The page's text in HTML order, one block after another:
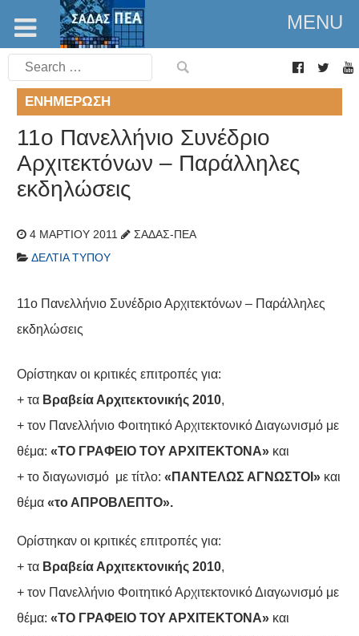
MENU
Search
for:
ΕΝΗΜΈΡΩΣΗ
11ο Πανελλήνιο Συνέδριο
Αρχιτεκτόνων – Παράλληλες
εκδηλώσεις
4 ΜΑΡΤΊΟΥ 2011
ΣΑΔΑΣ-ΠΕΑ
ΔΕΛΤΊΑ ΤΎΠΟΥ
11ο Πανελλήνιο Συνέδριο Αρχιτεκτόνων – Παράλληλες
εκδηλώσεις
Ορίστηκαν οι κριτικές επιτροπές για:
+ τα Βραβεία Αρχιτεκτονικής 2010,
+ τον Πανελλήνιο Φοιτητικό Αρχιτεκτονικό Διαγωνισμό με
θέμα: «ΤΟ ΓΡΑΦΕΙΟ ΤΟΥ ΑΡΧΙΤΕΚΤΟΝΑ» και
+ το διαγωνισμό με τίτλο: «ΠΑΝΤΕΛΩΣ ΑΓΝΩΣΤΟΙ» και
θέμα«το ΑΠΡΟΒΛΕΠΤΟ».
Ορίστηκαν οι κριτικές επιτροπές για:
+ τα Βραβεία Αρχιτεκτονικής 2010,
+ τον Πανελλήνιο Φοιτητικό Αρχιτεκτονικό Διαγωνισμό με
θέμα: «ΤΟ ΓΡΑΦΕΙΟ ΤΟΥ ΑΡΧΙΤΕΚΤΟΝΑ» και